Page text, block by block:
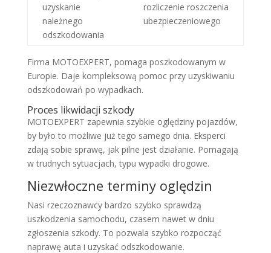
uzyskanie
należnego
odszkodowania
rozliczenie roszczenia
ubezpieczeniowego
Firma MOTOEXPERT, pomaga poszkodowanym w
Europie. Daje kompleksową pomoc przy uzyskiwaniu
odszkodowań po wypadkach.
Proces likwidacji szkody
MOTOEXPERT zapewnia szybkie oględziny pojazdów,
by było to możliwe już tego samego dnia. Eksperci
zdają sobie sprawę, jak pilne jest działanie. Pomagają
w trudnych sytuacjach, typu wypadki drogowe.
Niezwłoczne terminy oględzin
Nasi rzeczoznawcy bardzo szybko sprawdzą
uszkodzenia samochodu, czasem nawet w dniu
zgłoszenia szkody. To pozwala szybko rozpocząć
naprawę auta i uzyskać odszkodowanie.